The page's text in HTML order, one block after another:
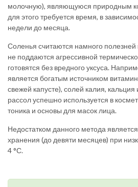
молочную), являющуюся природным
для этого требуется время, в
недели до месяца.
Соленья считаются намного полезней
не поддаются агрессивной
готовятся без вредного уксуса.
является богатым источником
свежей капусте), солей калия,
рассол успешно используется в
тоника и основы для масок лица.
Недостатком данного метода
хранения (до девяти месяцев) при
4 °С.